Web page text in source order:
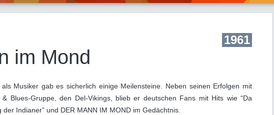
1961
im Mond
als Musiker gab es sicherlich einige Meilensteine. Neben seinen Erfolgen mit
Blues-Gruppe, den Del-Vikings, blieb er deutschen Fans mit Hits wie “Da
Indianer” und DER MANN IM MOND im Gedächtnis.